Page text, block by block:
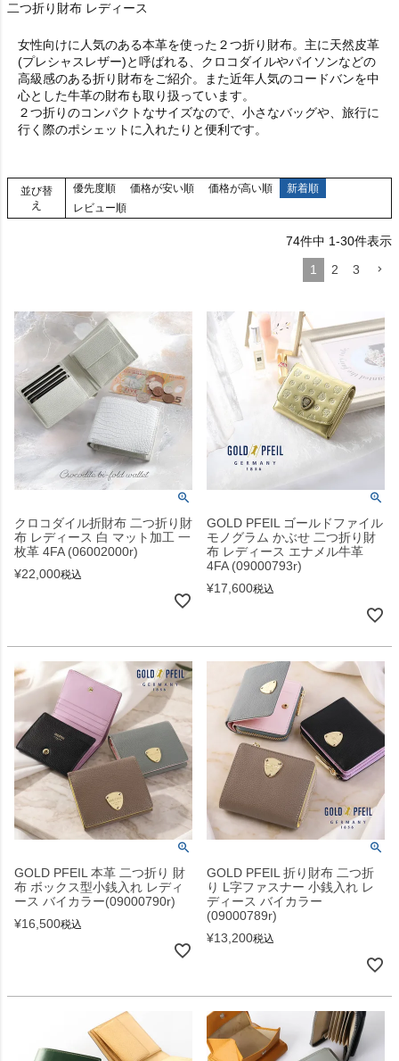
二つ折り財布 レディース
女性向けに人気のある本革を使った２つ折り財布。主に天然皮革
(プレシャスレザー)と呼ばれる、クロコダイルやパイソンなどの
高級感のある折り財布をご紹介。また近年人気のコードバンを中
心とした牛革の財布も取り扱っています。
２つ折りのコンパクトなサイズなので、小さなバッグや、旅行に
行く際のポシェットに入れたりと便利です。
並び替
え
優先度順 価格が安い順 価格が高い順
新着順
レビュー順
74件中 1-30件表示
1
2 3
クロコダイル折財布 二つ折り財
布 レディース 白 マット加工 一
枚革 4FA (06002000r)
¥22,000税込
GOLD PFEIL ゴールドファイル
モノグラム かぶせ 二つ折り財
布 レディース エナメル牛革
4FA (09000793r)
¥17,600税込
GOLD PFEIL 本革 二つ折り 財
布 ボックス型小銭入れ レディ
ース バイカラー(09000790r)
¥16,500税込
GOLD PFEIL 折り財布 二つ折
り L字ファスナー 小銭入れ レ
ディース バイカラー
(09000789r)
¥13,200税込